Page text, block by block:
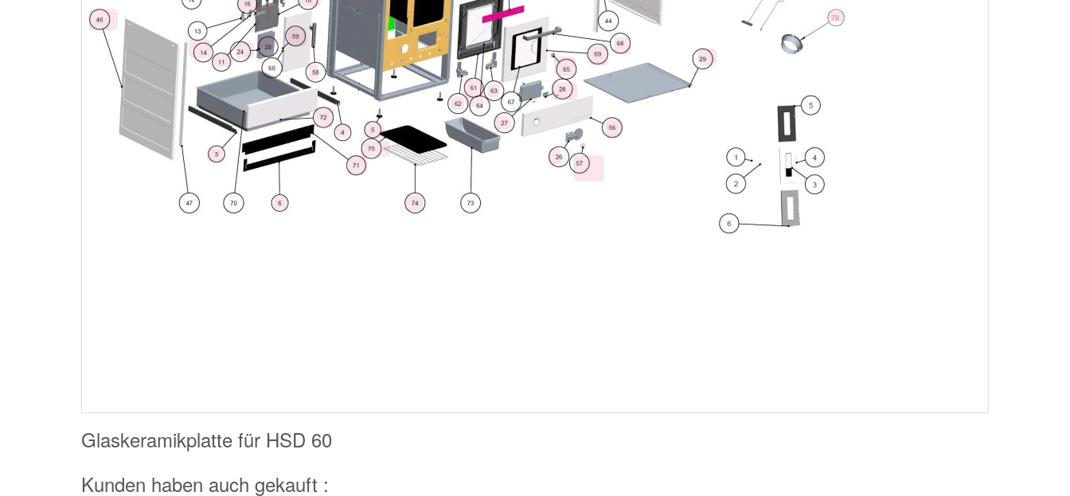
Glaskeramikplatte für HSD 60
Kunden haben auch gekauft :